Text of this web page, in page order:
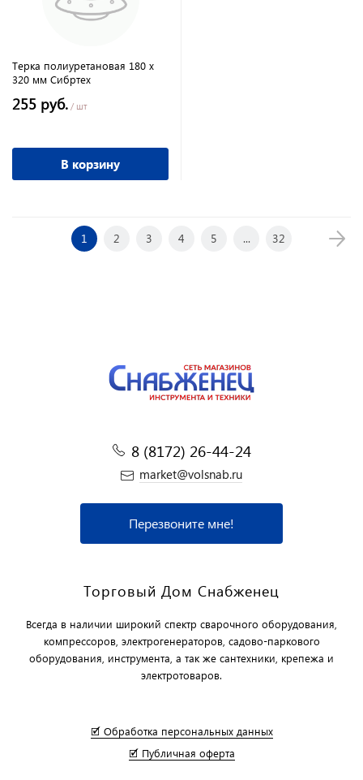
Терка полиуретановая 180 х
320 мм Сибртех
255 руб. / шт
В корзину
1 2 3 4 5 ... 32
8 (8172) 26-44-24
market@volsnab.ru
Перезвоните мне!
Торговый Дом Снабженец
Всегда в наличии широкий спектр сварочного оборудования,
компрессоров, электрогенераторов, садово-паркового
оборудования, инструмента, а так же сантехники, крепежа и
электротоваров.
🗹 Обработка персональных данных
🗹 Публичная оферта